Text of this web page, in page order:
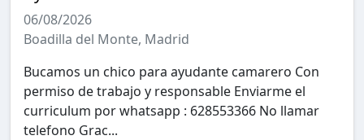
06/08/2026
Boadilla del Monte, Madrid
Bucamos un chico para ayudante camarero Con
permiso de trabajo y responsable Enviarme el
curriculum por whatsapp : 628553366 No llamar
telefono Grac...